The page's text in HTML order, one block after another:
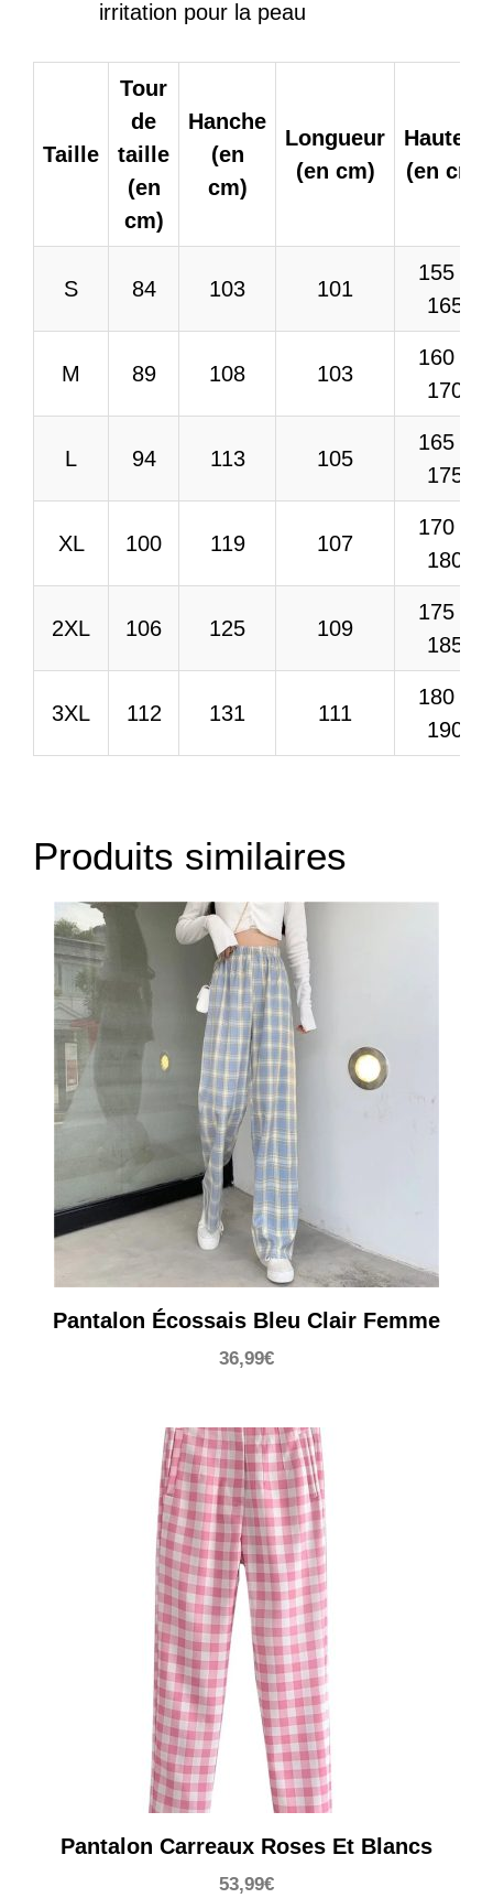
irritation pour la peau
Taille
Tour
de
taille
(en
cm)
Hanche
(en
cm)
Longueur
(en cm)
Hauteur
(en cm)
S 84 103 101
155 –
165
M 89 108 103
160 –
170
L 94 113 105
165 –
175
XL 100 119 107
170 –
180
2XL 106 125 109
175 –
185
3XL 112 131 111
180 –
190
Produits similaires
Pantalon Écossais Bleu Clair Femme
36,99€
Pantalon Carreaux Roses Et Blancs
53,99€